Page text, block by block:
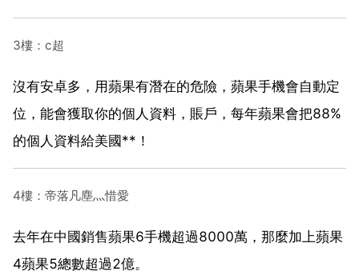
3樓：c超
沒有安卓多，用蘋果有潛在的危險，蘋果手機會自動定
位，能會獲取你的個人資料，賬戶，每年蘋果會把88%
的個人資料給美國**！
4樓：帝落凡塵灬惜愛
去年在中國銷售蘋果6手機超過8000萬，那麼加上蘋果
4蘋果5總數超過2億。